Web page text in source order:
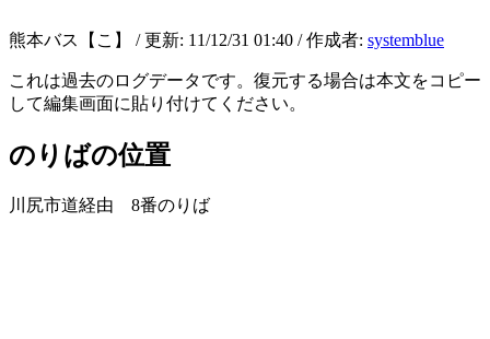
熊本バス【こ】 / 更新: 11/12/31 01:40 / 作成者: systemblue
これは過去のログデータです。復元する場合は本文をコピー
して編集画面に貼り付けてください。
のりばの位置
川尻市道経由 8番のりば